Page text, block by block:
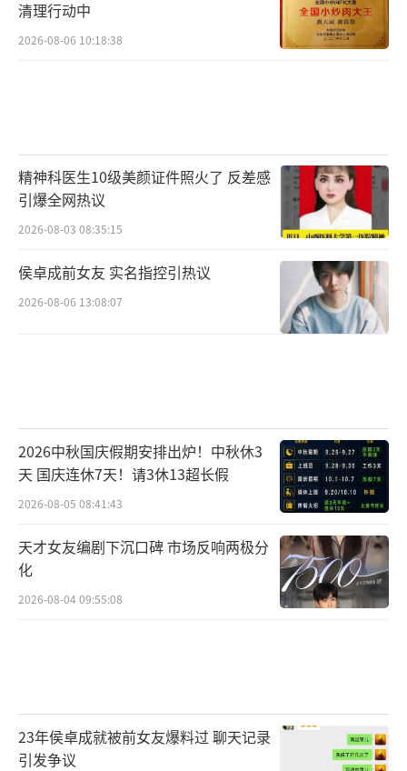
清理行动中
2026-08-06 10:18:38
精神科医生10级美颜证件照火了 反差感
引爆全网热议
2026-08-03 08:35:15
侯卓成前女友 实名指控引热议
2026-08-06 13:08:07
2026中秋国庆假期安排出炉！中秋休3
天 国庆连休7天！请3休13超长假
2026-08-05 08:41:43
天才女友编剧下沉口碑 市场反响两极分
化
2026-08-04 09:55:08
23年侯卓成就被前女友爆料过 聊天记录
引发争议